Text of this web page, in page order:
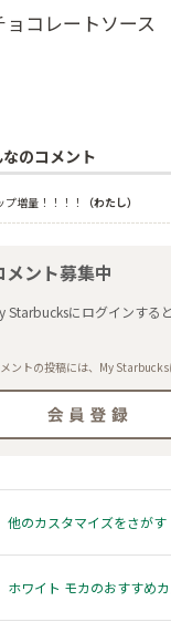
ョコレートソース
のコメント
プ増量！！！！ （わたし）
メント募集中
Starbucksにログインする
ントの投稿には、My Starbucks
他のカスタマイズをさがす
ホワイト モカのおすすめ